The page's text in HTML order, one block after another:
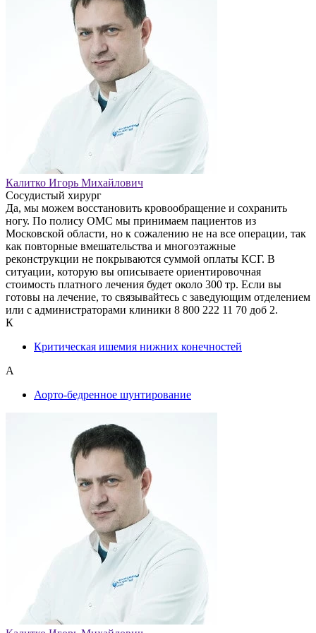
Калитко Игорь Михайлович
Сосудистый хирург
Да, мы можем восстановить кровообращение и сохранить
ногу. По полису ОМС мы принимаем пациентов из
Московской области, но к сожалению не на все операции, так
как повторные вмешательства и многоэтажные
реконструкции не покрываются суммой оплаты КСГ. В
ситуации, которую вы описываете ориентировочная
стоимость платного лечения будет около 300 тр. Если вы
готовы на лечение, то связывайтесь с заведующим отделением
или с администраторами клиники 8 800 222 11 70 доб 2.
К
Критическая ишемия нижних конечностей
А
Аорто-бедренное шунтирование